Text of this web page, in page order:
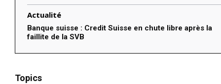
Actualité
Banque suisse : Credit Suisse en chute libre après la
faillite de la SVB
Topics